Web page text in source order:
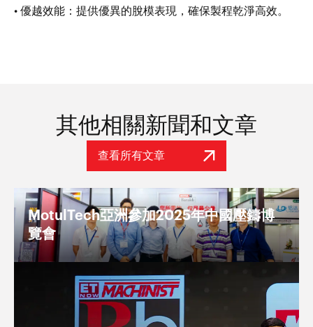
• 優越效能：提供優異的脫模表現，確保製程乾淨高效。
其他相關新聞和文章
查看所有文章
MotulTech亞洲參加2025年中國壓鑄博
覽會